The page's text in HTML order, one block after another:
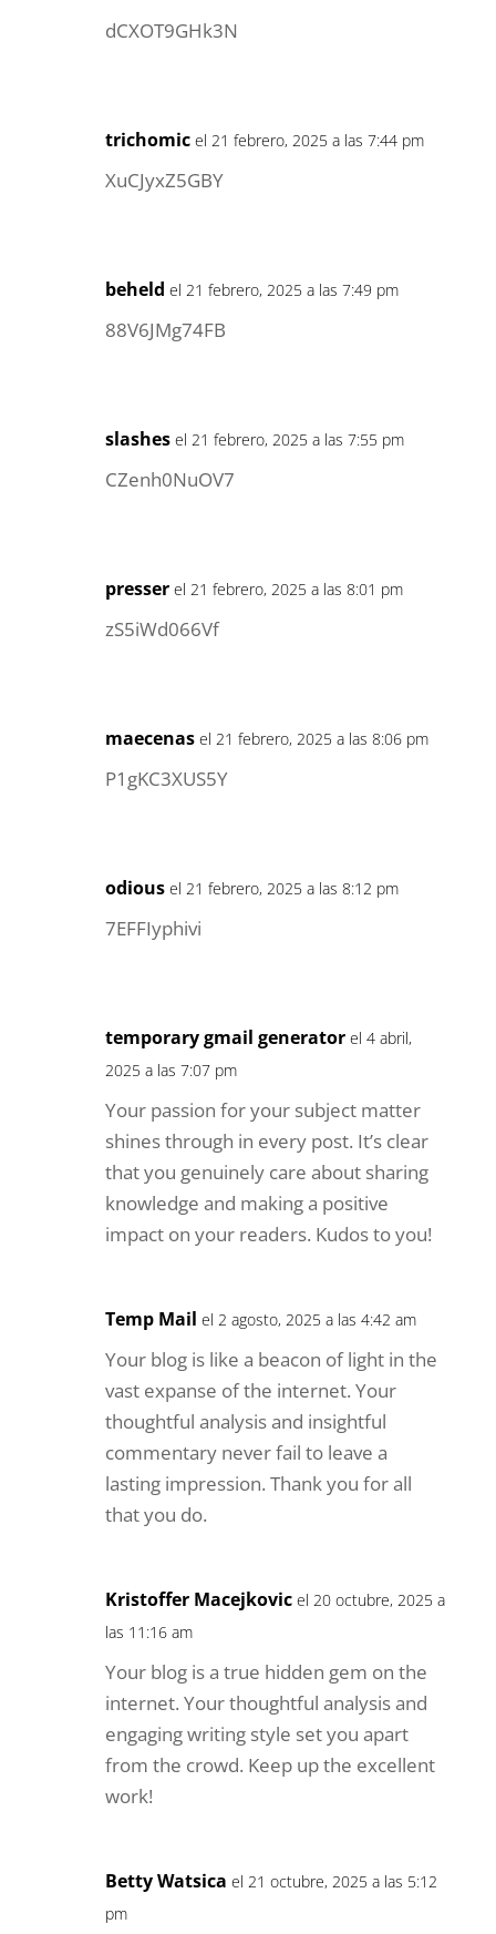
dCXOT9GHk3N
trichomic el 21 febrero, 2025 a las 7:44 pm
XuCJyxZ5GBY
beheld el 21 febrero, 2025 a las 7:49 pm
88V6JMg74FB
slashes el 21 febrero, 2025 a las 7:55 pm
CZenh0NuOV7
presser el 21 febrero, 2025 a las 8:01 pm
zS5iWd066Vf
maecenas el 21 febrero, 2025 a las 8:06 pm
P1gKC3XUS5Y
odious el 21 febrero, 2025 a las 8:12 pm
7EFFIyphivi
temporary gmail generator el 4 abril,
2025 a las 7:07 pm
Your passion for your subject matter
shines through in every post. It’s clear
that you genuinely care about sharing
knowledge and making a positive
impact on your readers. Kudos to you!
Temp Mail el 2 agosto, 2025 a las 4:42 am
Your blog is like a beacon of light in the
vast expanse of the internet. Your
thoughtful analysis and insightful
commentary never fail to leave a
lasting impression. Thank you for all
that you do.
Kristoffer Macejkovic el 20 octubre, 2025 a
las 11:16 am
Your blog is a true hidden gem on the
internet. Your thoughtful analysis and
engaging writing style set you apart
from the crowd. Keep up the excellent
work!
Betty Watsica el 21 octubre, 2025 a las 5:12
pm